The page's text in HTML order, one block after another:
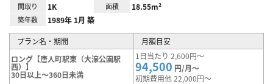
間取り 1K 面積 18.55m²
築年数 1989年 1月 築
プラン名・期間
月額目安
ロング【唐人町駅東（大濠公園駅
西）】
30日以上～360日未満
1日当たり 2,600円～
94,500 円/月～
初期費用他 22,000円～